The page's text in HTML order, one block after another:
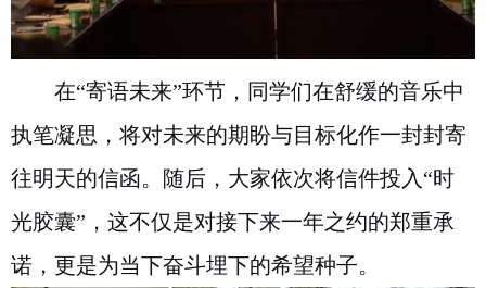
在“寄语未来”环节，同学们在舒缓的音乐中
执笔凝思，将对未来的期盼与目标化作一封封寄
往明天的信函。随后，大家依次将信件投入“时
光胶囊”，这不仅是对接下来一年之约的郑重承
诺，更是为当下奋斗埋下的希望种子。